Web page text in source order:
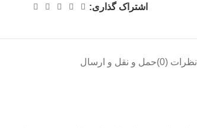
اشتراک گذاری:
نظرات (0) حمل و نقل و ارسال